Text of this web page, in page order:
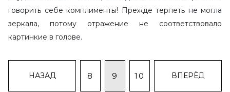
говорить себе комплименты! Прежде терпеть не могла
зеркала, потому отражение не соответствовало
картинкие в голове.
8 9 10